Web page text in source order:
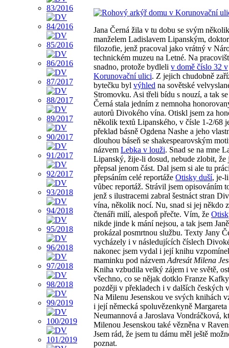
Jana Černá žila v tu dobu se svým
manželem Ladislavem Lipanským,
filozofie, jenž pracoval jako vrátný v
technickém muzeu na Letné. Na
snadno, protože bydleli v domě číslo 32 v
Korunovační ulici. Z jejich chudobně
bytečku byl výhled na sovětské
Stromovku. Asi třeli bídu s nouzí, a tak se
Černá stala jedním z nemnoha
autorů Divokého vína. Otiskl jsem za
několik textů Lipanského, v čísle 1-2/68
překlad básně Ogdena Nashe a jeho
dlouhou báseň se shakespearovským
názvem Lebka v louži. Snad se na mne
Lipanský, žije-li dosud, nebude zlobit, že
přepsal jenom část. Dal jsem si ale tu
přepsáním celé reportáže Otisky duší, je-
vůbec reportáž. Strávil jsem opisováním
jenž s ilustracemi zabral šestnáct stran
vína, několik nocí. Nu, snad si jej někdo
čtenáři milí, alespoň přečte. Vím, že
nikde jinde k mání nejsou, a tak jsem
prokázal posmrtnou službu. Texty Jany
vycházely i v následujících číslech
nakonec jsem vydal i její knihu
maminku pod názvem Adresát Milena
Kniha vzbudila velký zájem i ve světě,
všechno, co se nějak dotklo Franze
později v překladech i v dalších českých
Na Milenu Jesenskou ve svých knihách
i její německá spoluvězenkyně
Neumannová a Jaroslava Vondráčková,
Milenou Jesenskou také vězněna v
Jsem rád, že jsem tu dámu měl ještě
poznat.